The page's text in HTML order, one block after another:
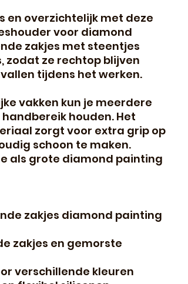
en overzichtelijk met deze
voor diamond
zakjes met steentjes
zodat ze rechtop blijven
tijdens het werken.
vakken kun je meerdere
houden. Het
zorgt voor extra grip op
schoon te maken.
als grote diamond painting
zakjes diamond painting
zakjes en gemorste
verschillende kleuren